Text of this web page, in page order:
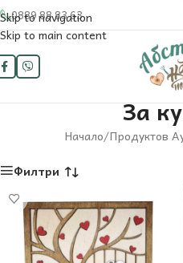
Skip to navigation
Skip to main content
0889 88 83 63
За
Начало/Продуктов
Филтри